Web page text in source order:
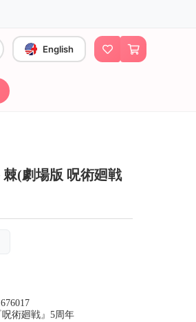
English
(劇場版 呪術廻戦
術廻戦』5周年